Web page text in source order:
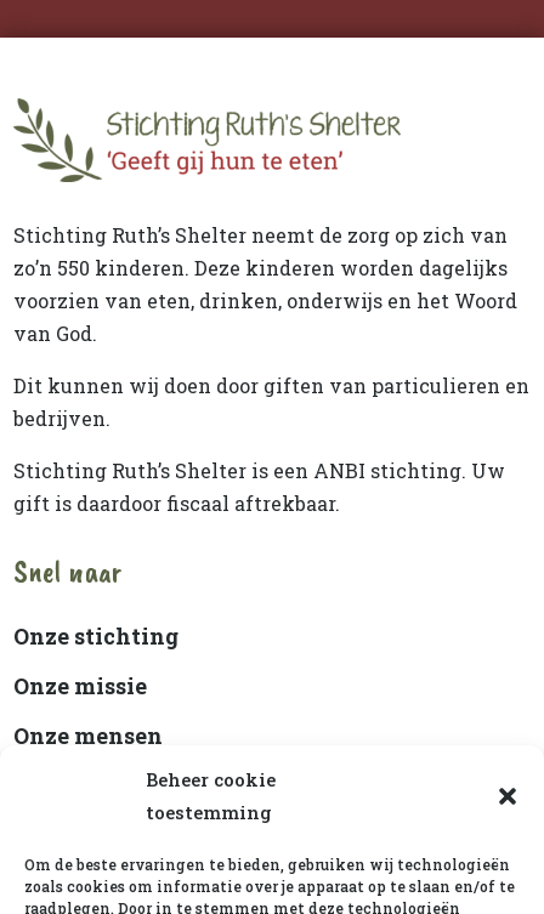
Beheer cookie
toestemming
Om de beste ervaringen te bieden, gebruiken wij technologieën
zoals cookies om informatie over je apparaat op te slaan en/of te
raadplegen. Door in te stemmen met deze technologieën
Stichting Ruth’s Shelter neemt de zorg op zich van
zo’n 550 kinderen. Deze kinderen worden dagelijks
voorzien van eten, drinken, onderwijs en het Woord
van God.
Dit kunnen wij doen door giften van particulieren en
bedrijven.
Stichting Ruth’s Shelter is een ANBI stichting. Uw
gift is daardoor fiscaal aftrekbaar.
Snel naar
Onze stichting
Onze missie
Onze mensen
Beleidsplan
Cookiebeleid